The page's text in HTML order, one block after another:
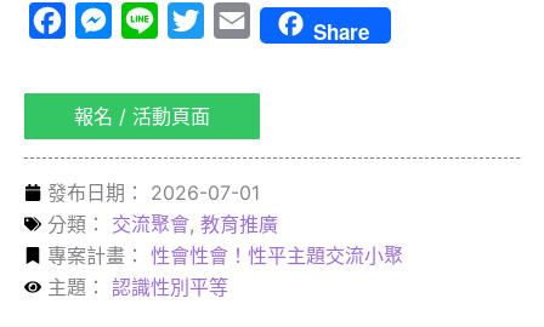
FacebookMessenger
Line TwitterEmail Share
報名 / 活動頁面
發布日期：
2026-07-01
分類：
交流聚會, 教育推廣
專案計畫： 性會性會！性平主題交流小聚
主題： 認識性別平等